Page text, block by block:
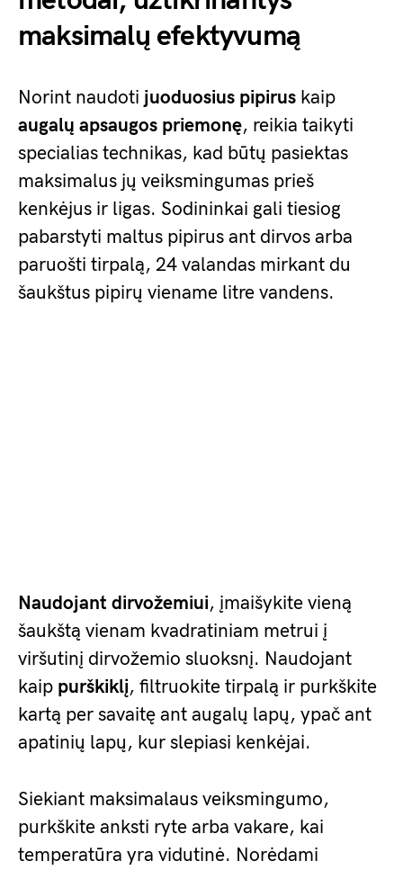
maksimalų efektyvumą
Norint naudoti juoduosius pipirus kaip
augalų apsaugos priemonę, reikia taikyti
specialias technikas, kad būtų pasiektas
maksimalus jų veiksmingumas prieš
kenkėjus ir ligas. Sodininkai gali tiesiog
pabarstyti maltus pipirus ant dirvos arba
paruošti tirpalą, 24 valandas mirkant du
šaukštus pipirų viename litre vandens.
Naudojant dirvožemiui, įmaišykite vieną
šaukštą vienam kvadratiniam metrui į
viršutinį dirvožemio sluoksnį. Naudojant
kaip purškiklį, filtruokite tirpalą ir purkškite
kartą per savaitę ant augalų lapų, ypač ant
apatinių lapų, kur slepiasi kenkėjai.
Siekiant maksimalaus veiksmingumo,
purkškite anksti ryte arba vakare, kai
temperatūra yra vidutinė. Norėdami